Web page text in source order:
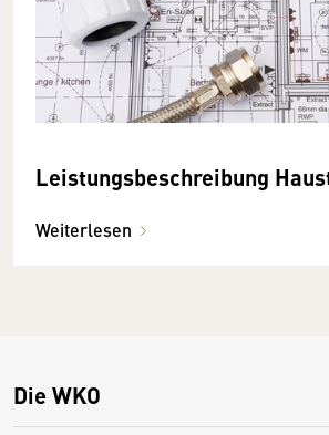
Leistungsbeschreibung
Weiterlesen
Die WKO